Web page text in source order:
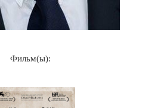
Фильм(ы):